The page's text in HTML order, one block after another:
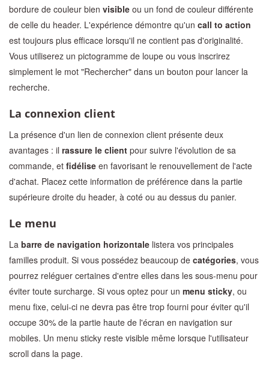
bordure de couleur bien visible ou un fond de couleur différente
de celle du header. L'expérience démontre qu'un call to action
est toujours plus efficace lorsqu'il ne contient pas d'originalité.
Vous utiliserez un pictogramme de loupe ou vous inscrirez
simplement le mot "Rechercher" dans un bouton pour lancer la
recherche.
La connexion client
La présence d'un lien de connexion client présente deux
avantages : il rassure le client pour suivre l'évolution de sa
commande, et fidélise en favorisant le renouvellement de l'acte
d'achat. Placez cette information de préférence dans la partie
supérieure droite du header, à coté ou au dessus du panier.
Le menu
La barre de navigation horizontale listera vos principales
familles produit. Si vous possédez beaucoup de catégories, vous
pourrez reléguer certaines d'entre elles dans les sous-menu pour
éviter toute surcharge. Si vous optez pour un menu sticky, ou
menu fixe, celui-ci ne devra pas être trop fourni pour éviter qu'il
occupe 30% de la partie haute de l'écran en navigation sur
mobiles. Un menu sticky reste visible même lorsque l'utilisateur
scroll dans la page.